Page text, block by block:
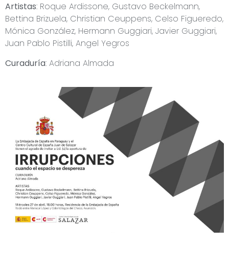
Artistas: Roque Ardissone, Gustavo Beckelmann,
Bettina Brizuela, Christian Ceuppens, Celso Figueredo,
Mónica González, Hermann Guggiari, Javier Guggiari,
Juan Pablo Pistilli, Angel Yegros
Curaduría: Adriana Almada